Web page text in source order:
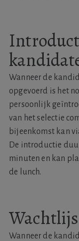
Wanneer de
opgevoerd is het
persoonlijk
van het selectie
bijeenkomst kan
De introductie
minuten en kan
de lunch.
Wanneer de